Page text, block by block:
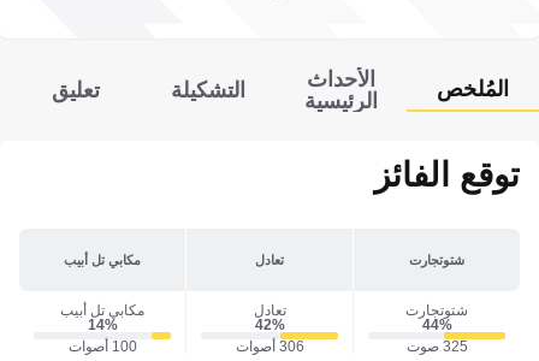
المُلخص
الأحداث
الرئيسية
التشكيلة تعليق
توقع الفائز
شتوتجارت تعادل مكابي تل أبيب
شتوتجارت
44‎%‎
325 صوت
تعادل
42‎%‎
306 أصوات
مكابي تل أبيب
14‎%‎
100 أصوات